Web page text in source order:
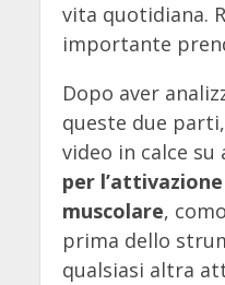
vita quotidiana.
importante
Dopo aver
queste due
video in calce su
per
muscolare,
prima dello
qualsiasi altra